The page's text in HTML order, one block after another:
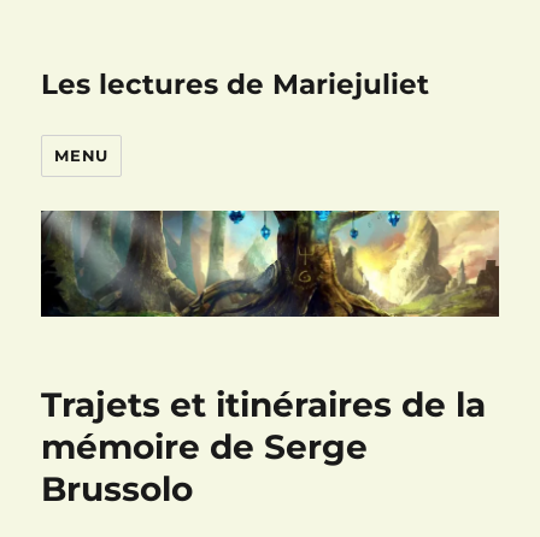
Les lectures de Mariejuliet
MENU
Trajets et itinéraires de la
mémoire de Serge
Brussolo